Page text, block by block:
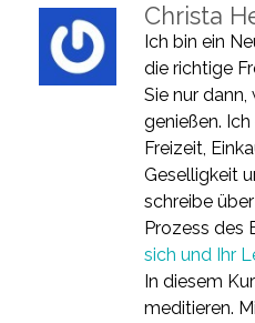
Christa
Ich bin ein
die richtige
Sie nur
genießen.
Freizeit,
Geselligkeit
schreibe
Prozess des
sich und Ihr
In diesem
meditieren.